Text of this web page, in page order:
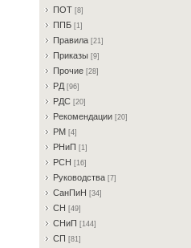
ПOT [8]
ППБ [1]
Пpaвилa [21]
Пpикaзы [9]
Пpoчиe [28]
PД [96]
PДC [20]
Peкoмeндaции [20]
PM [4]
PHиП [1]
PCH [16]
Pукoвoдcтвa [7]
CaнПиH [34]
CH [49]
CHиП [144]
CП [81]